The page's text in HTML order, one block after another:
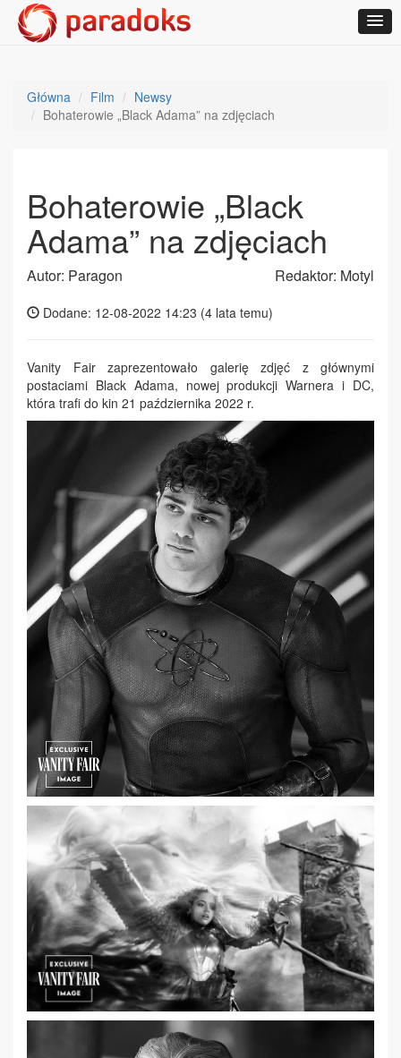
Główna Film
Newsy
Bohaterowie „Black Adama” na zdjęciach
Bohaterowie „Black
Adama” na zdjęciach
Autor: Paragon Redaktor: Motyl
Dodane: 12-08-2022 14:23 (4 lata temu)
Vanity Fair zaprezentowało galerię zdjęć z głównymi
postaciami Black Adama, nowej produkcji Warnera i DC,
która trafi do kin 21 października 2022 r.